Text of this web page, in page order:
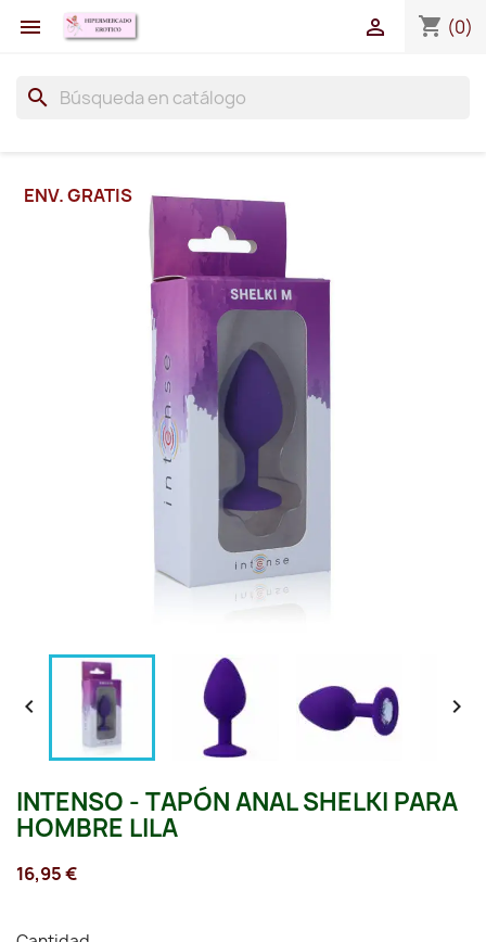
 shopping_cart (0)

search
ENV. GRATIS
 
INTENSO - TAPÓN ANAL SHELKI PARA
HOMBRE LILA
16,95 €